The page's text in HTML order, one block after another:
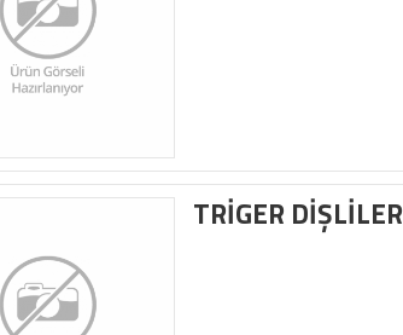
TRİGER DİŞLİLER